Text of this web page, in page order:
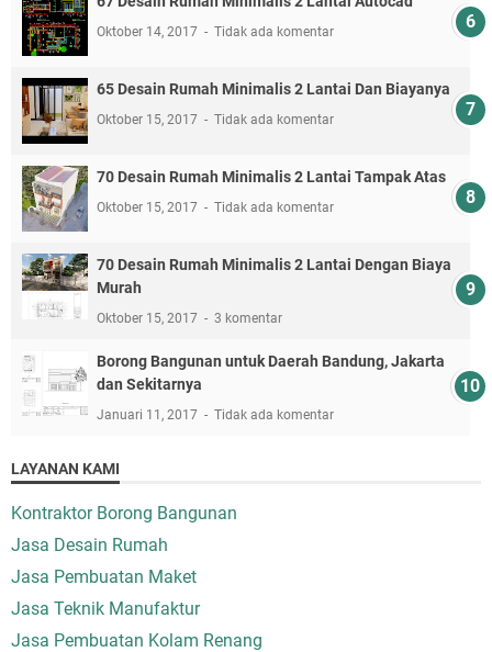
Oktober 14, 2017 Tidak ada komentar
65 Desain Rumah Minimalis 2 Lantai Dan Biayanya
Oktober 15, 2017 Tidak ada komentar
70 Desain Rumah Minimalis 2 Lantai Tampak Atas
Oktober 15, 2017 Tidak ada komentar
70 Desain Rumah Minimalis 2 Lantai Dengan Biaya
Murah
Oktober 15, 2017 3 komentar
Borong Bangunan untuk Daerah Bandung, Jakarta
dan Sekitarnya
Januari 11, 2017 Tidak ada komentar
LAYANAN KAMI
Kontraktor Borong Bangunan
Jasa Desain Rumah
Jasa Pembuatan Maket
Jasa Teknik Manufaktur
Jasa Pembuatan Kolam Renang